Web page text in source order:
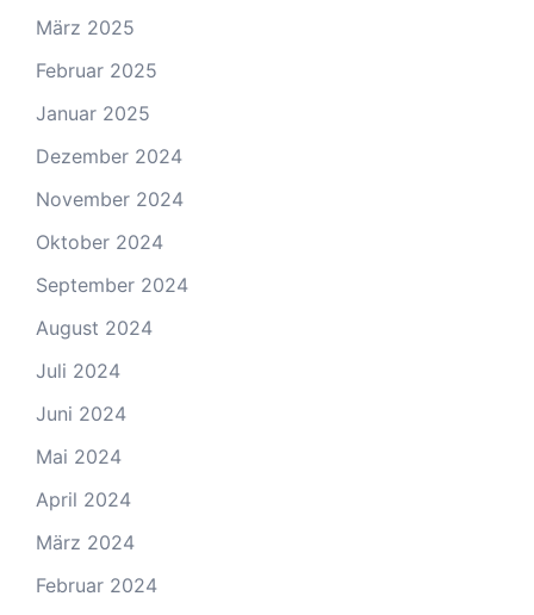
März 2025
Februar 2025
Januar 2025
Dezember 2024
November 2024
Oktober 2024
September 2024
August 2024
Juli 2024
Juni 2024
Mai 2024
April 2024
März 2024
Februar 2024